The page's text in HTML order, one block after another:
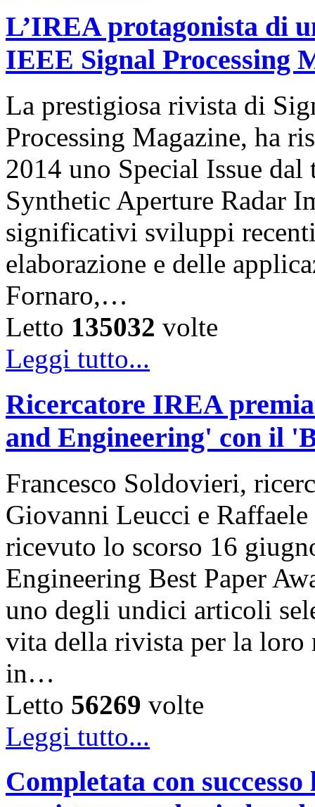
L’IREA protagonista di
IEEE Signal Processing
La prestigiosa rivista di
Processing Magazine, ha
2014 uno Special Issue
Synthetic Aperture Radar
significativi sviluppi
elaborazione e delle
Fornaro,…
Letto 135032 volte
Leggi tutto...
Ricercatore IREA
and Engineering' con il
Francesco Soldovieri,
Giovanni Leucci e
ricevuto lo scorso 16
Engineering Best Paper
uno degli undici articoli
vita della rivista per la loro
in…
Letto 56269 volte
Leggi tutto...
Completata con